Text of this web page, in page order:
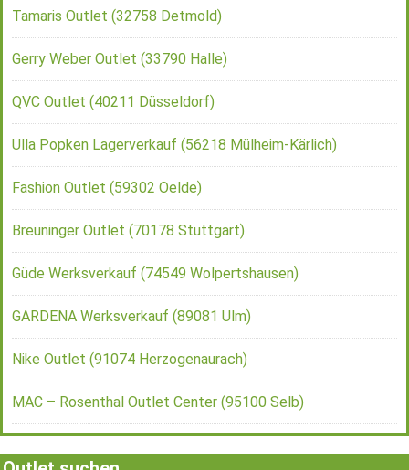
Tamaris Outlet (32758 Detmold)
Gerry Weber Outlet (33790 Halle)
QVC Outlet (40211 Düsseldorf)
Ulla Popken Lagerverkauf (56218 Mülheim-Kärlich)
Fashion Outlet (59302 Oelde)
Breuninger Outlet (70178 Stuttgart)
Güde Werksverkauf (74549 Wolpertshausen)
GARDENA Werksverkauf (89081 Ulm)
Nike Outlet (91074 Herzogenaurach)
MAC – Rosenthal Outlet Center (95100 Selb)